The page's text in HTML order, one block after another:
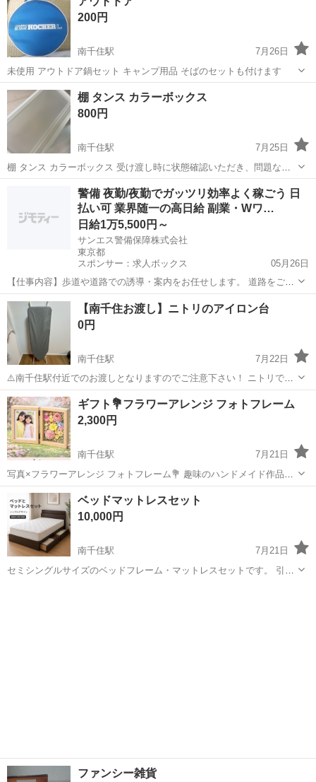
200円
南千住駅
7月26日
未使用 アウトドア鍋セット キャンプ用品 そばのセットも付けます
東京 荒川区 南千住駅
棚 タンス カラーボックス
800円
南千住駅
7月25日
棚 タンス カラーボックス 受け渡し時に状態確認いただき、問題なけ
ればお受け取り の流れでお願いいたします。 お受け取り後の苦情など
は受け付けません。 よろしくお願いいたします。
荒川区 南千住駅 収納家具
警備 夜勤/夜勤でガッツリ効率よく稼ごう 日
払い可 業界随一の高日給 副業・Wワ…
日給1万5,500円～
サンエス警備保障株式会社
東京都
スポンサー：求人ボックス
05月26日
【仕事内容】歩道や道路での誘導・案内をお任せします。 道路をご利
用される車両や歩行者の方が安全に安心して通行するために適切に誘
導してください。 勤務地へは直行直帰OKです! <未経験でも安心!!> 丁
寧な研修20hで基本的な知識を...
アルバイト・パート
【南千住お渡し】ニトリのアイロン台
0円
南千住駅
7月22日
⚠️南千住駅付近でのお渡しとなりますのでご注意下さい！ ニトリで購
入したアイロン台です。 多少の使用感はありますが、使用には問題ご
ざいません。
東京 荒川区 南千住駅 その他
ギフト💐フラワーアレンジ フォトフレーム
2,300円
南千住駅
7月21日
写真×フラワーアレンジ フォトフレーム💐 趣味のハンドメイド作品の
ため激安料金となります🙂‍↕️ 写真とお花を一緒に飾れる ボックスタイ
プのフォトフレームです。 L版サイズの写真が入ります。 片面には写
真、 もう片面に...
東京 荒川区 南千住駅 インテリア雑貨/小物
ハンドメイド
ベッドマットレスセット
10,000円
南千住駅
7月21日
セミシングルサイズのベッドフレーム・マットレスセットです。 引っ
ファンシー雑貨